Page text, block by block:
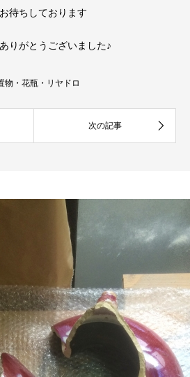
待ちしております
りがとうございました♪
物・花瓶・リヤドロ